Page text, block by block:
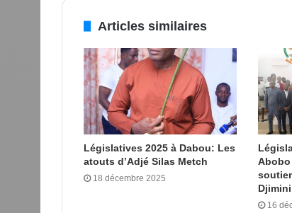
Articles similaires
Législatives 2025 à Dabou: Les
atouts d’Adjé Silas Metch
18 décembre 2025
Djimini
16